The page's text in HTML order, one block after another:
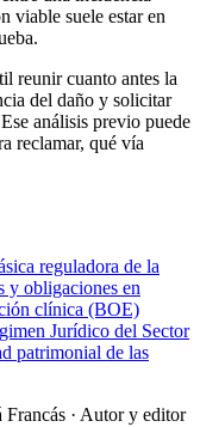
viable suele estar en
reunir cuanto antes la
del daño y solicitar
análisis previo puede
reclamar, qué vía
reguladora de la
y obligaciones en
clínica (BOE)
Jurídico del Sector
patrimonial de las
· Autor y editor